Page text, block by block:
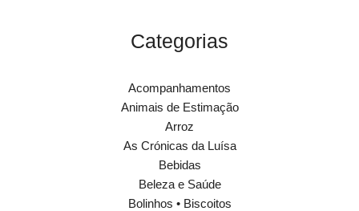
Categorias
Acompanhamentos
Animais de Estimação
Arroz
As Crónicas da Luísa
Bebidas
Beleza e Saúde
Bolinhos • Biscoitos